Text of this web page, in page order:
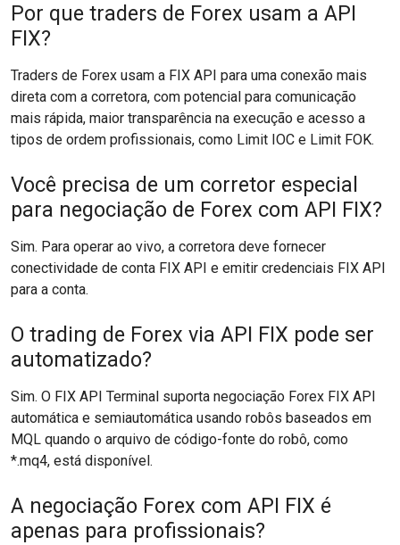
Por que traders de Forex usam a API
FIX?
Traders de Forex usam a FIX API para uma conexão mais
direta com a corretora, com potencial para comunicação
mais rápida, maior transparência na execução e acesso a
tipos de ordem profissionais, como Limit IOC e Limit FOK.
Você precisa de um corretor especial
para negociação de Forex com API FIX?
Sim. Para operar ao vivo, a corretora deve fornecer
conectividade de conta FIX API e emitir credenciais FIX API
para a conta.
O trading de Forex via API FIX pode ser
automatizado?
Sim. O FIX API Terminal suporta negociação Forex FIX API
automática e semiautomática usando robôs baseados em
MQL quando o arquivo de código-fonte do robô, como
*.mq4, está disponível.
A negociação Forex com API FIX é
apenas para profissionais?